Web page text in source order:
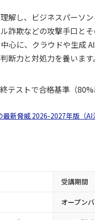
解し、ビジネスパーソ
詐欺などの攻撃手口とそ
に、クラウドや生成
断力と対処力を養います。
テストで合格基準（
新脅威 2026-2027年版（AI
受講期間
オープン